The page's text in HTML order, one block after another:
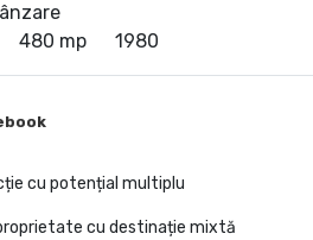
480 mp 1980
cu potențial multiplu
cu destinație mixtă